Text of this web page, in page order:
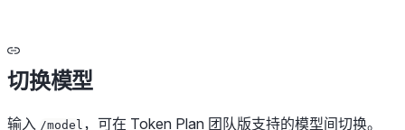
切换模型
输入 /model ，可在 Token Plan 团队版支持的模型间切换。